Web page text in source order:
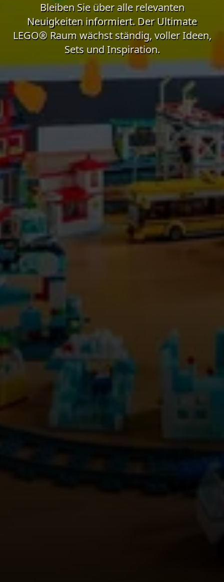
Bleiben Sie über alle relevanten
Neuigkeiten informiert. Der Ultimate
LEGO® Raum wächst ständig, voller Ideen,
Sets und Inspiration.